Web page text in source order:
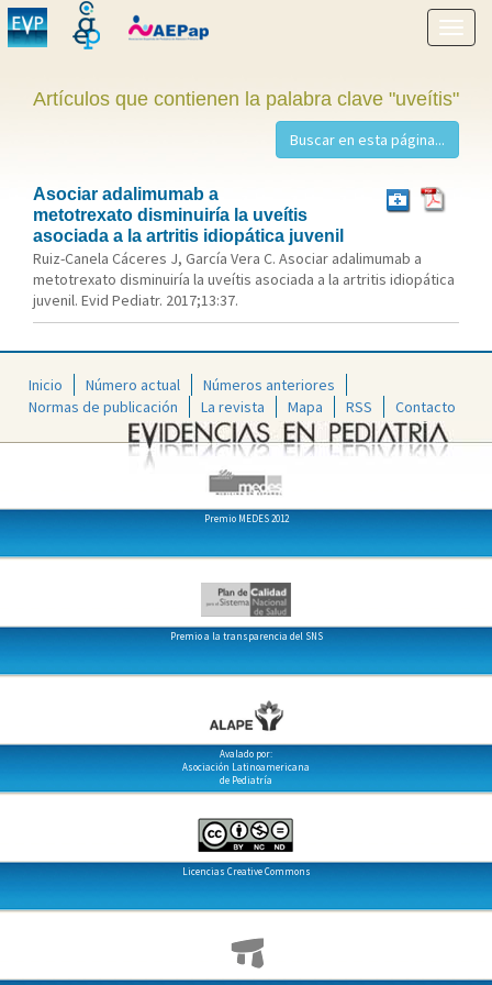
menú
Artículos que contienen la palabra clave "uveítis"
Asociar adalimumab a
metotrexato disminuiría la uveítis
asociada a la artritis idiopática juvenil
Ruiz-Canela Cáceres J, García Vera C. Asociar adalimumab a
metotrexato disminuiría la uveítis asociada a la artritis idiopática
juvenil. Evid Pediatr. 2017;13:37.
Inicio Número actual
Números anteriores
Normas de publicación
La revista Mapa RSS Contacto
Premio MEDES 2012
Premio a la transparencia del SNS
Avalado por:
Asociación Latinoamericana
de Pediatría
Licencias Creative Commons